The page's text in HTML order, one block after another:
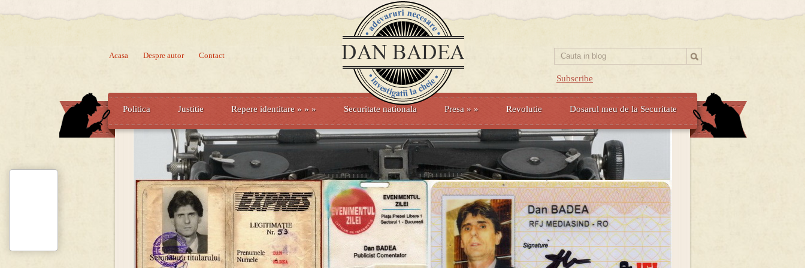
Subscribe
Acasa Despre autor Contact
Politica Justitie Repere identitare » » » Securitate nationala Presa » » Revolutie Dosarul meu de la Securitate